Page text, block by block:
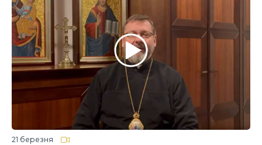
21 березня